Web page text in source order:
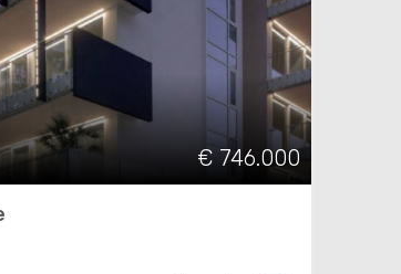
€ 746.000